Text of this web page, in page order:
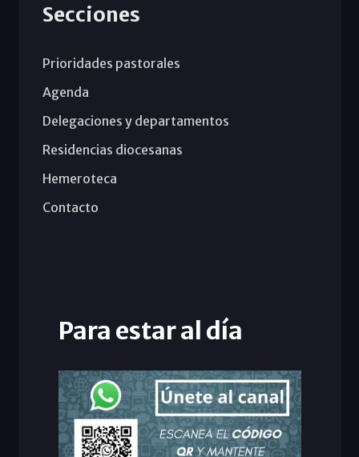
Secciones
Prioridades pastorales
Agenda
Delegaciones y departamentos
Residencias diocesanas
Hemeroteca
Contacto
Para estar al día